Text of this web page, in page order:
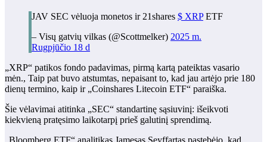
JAV SEC vėluoja monetos ir 21shares $ XRPETF
– Visų gatvių vilkas (@Scottmelker) 2025 m.
Rugpjūčio 18 d
„XRP“ patikos fondo padavimas, pirmą kartą pateiktas vasario
mėn., Taip pat buvo atstumtas, nepaisant to, kad jau artėjo prie 180
dienų termino, kaip ir „Coinshares Litecoin ETF“ paraiška.
Šie vėlavimai atitinka „SEC“ standartinę sąsiuvinį: išeikvoti
kiekvieną pratęsimo laikotarpį prieš galutinį sprendimą.